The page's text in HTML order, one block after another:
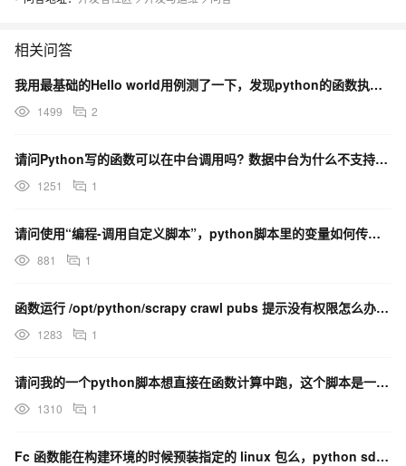
相关问答
我用最基础的Hello world用例测了一下，发现python的函数执行速度比java快很多【py
1499 2
请问Python写的函数可以在中台调用吗? 数据中台为什么不支持pandas包?
1251 1
请问使用“编程-调用自定义脚本”，python脚本里的变量如何传出来？
881 1
函数运行 /opt/python/scrapy crawl pubs 提示没有权限怎么办呢？直接使用
1283 1
请问我的一个python脚本想直接在函数计算中跑，这个脚本是一直运行的状态，但创建函数我看到都有执行
1310 1
Fc 函数能在构建环境的时候预装指定的 linux 包么，python sdk调用 需要依赖